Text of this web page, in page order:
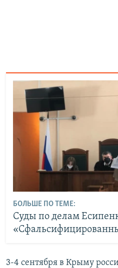
БОЛЬШЕ ПО ТЕМЕ:
Суды по делам
3-4 сентября в Крыму